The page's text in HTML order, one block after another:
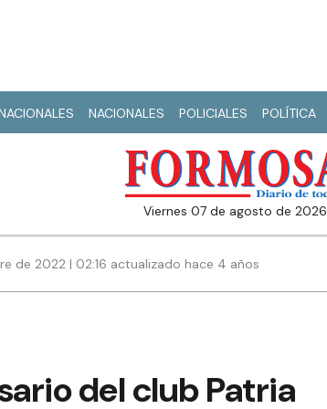
NACIONALES POLICIALES POLÍTICA
viernes 07 de agosto de 2026
de 2022 | 02:16 actualizado hace 4 años
del club Patria